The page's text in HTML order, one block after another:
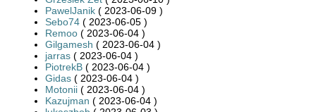
PawelJanik ( 2023-06-09 )
Sebo74 ( 2023-06-05 )
Remoo ( 2023-06-04 )
Gilgamesh ( 2023-06-04 )
jarras ( 2023-06-04 )
PiotrekB ( 2023-06-04 )
Gidas ( 2023-06-04 )
Motonii ( 2023-06-04 )
Kazujman ( 2023-06-04 )